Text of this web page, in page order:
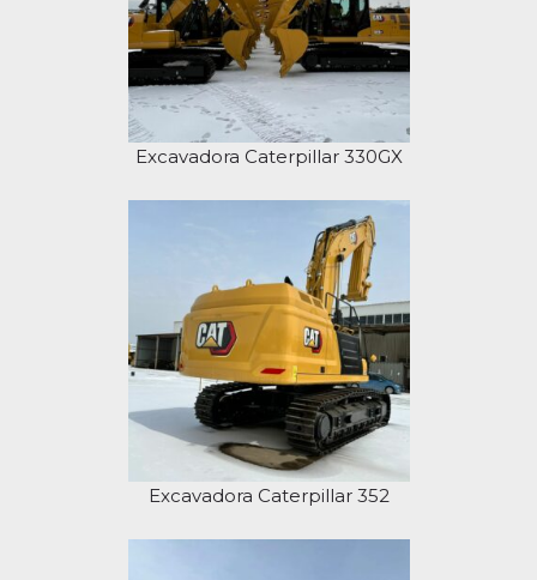
Excavadora Caterpillar 330GX
Excavadora Caterpillar 352